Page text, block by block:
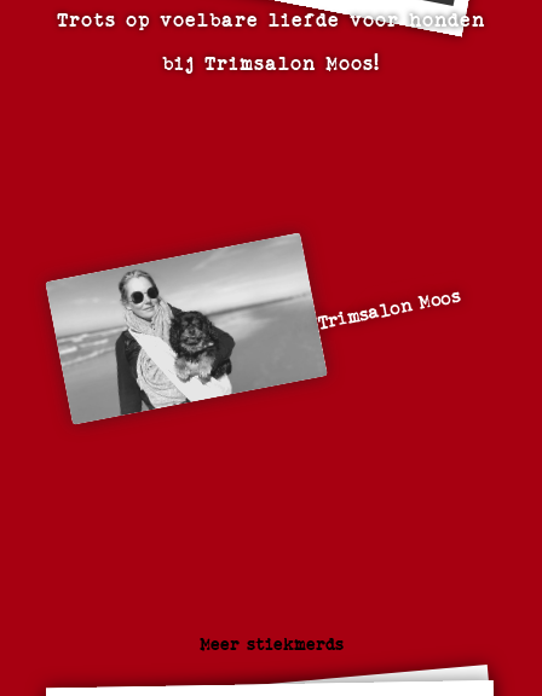
Trots op voelbare liefde voor honden
bij Trimsalon Moos!
Trimsalon Moos
Meer stiekmerds